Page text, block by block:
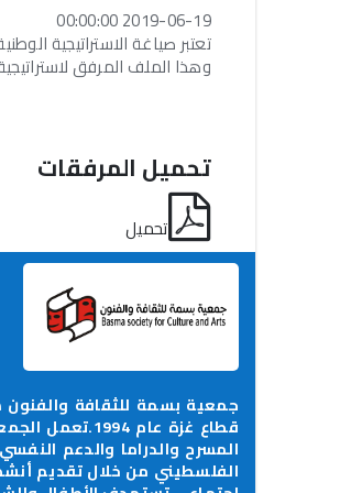
2019-06-19 00:00:00
تعتبر صياغة الاستراتيجية
وهذا الملف المرفق لاستراتيجية
تحميل المرفقات
تحميل
جمعية بسمة للثقافة
قطاع غزة عام
المسرح والدراما والدعم
الفلسطيني من خلال تقديم